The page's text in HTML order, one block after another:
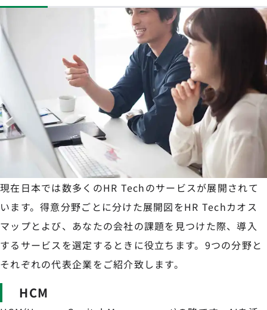
現在日本では数多くのHR Techのサービスが展開されて
います。得意分野ごとに分けた展開図をHR Techカオス
マップとよび、あなたの会社の課題を見つけた際、導入
するサービスを選定するときに役立ちます。9つの分野と
それぞれの代表企業をご紹介致します。
HCM